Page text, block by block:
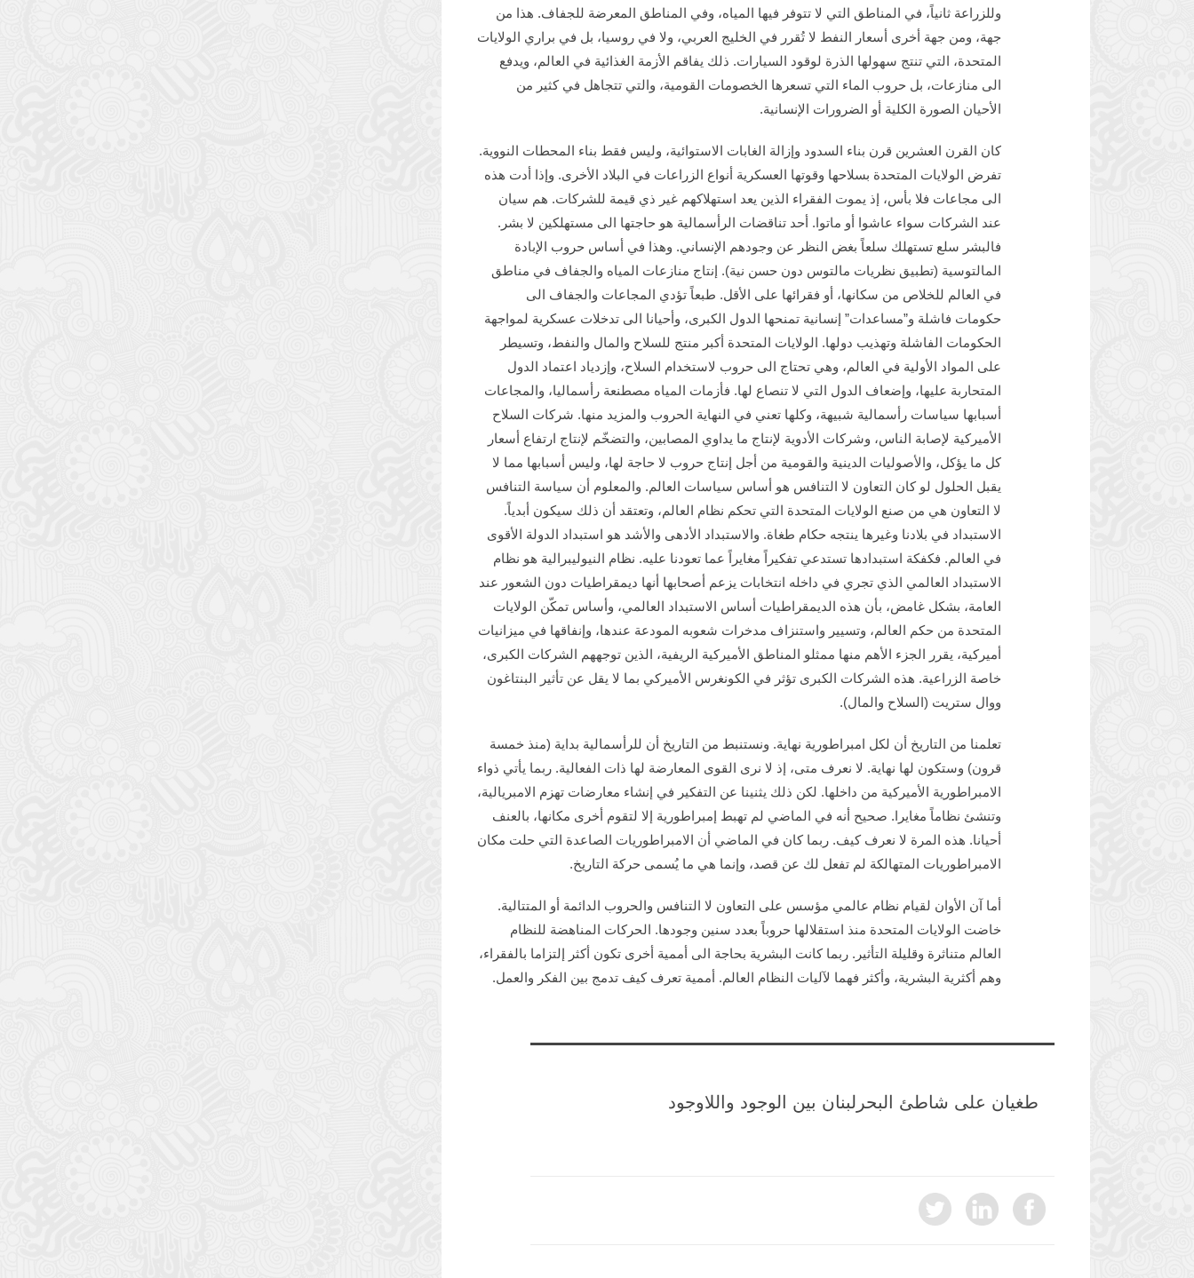
وللزراعة ثانياً، في المناطق التي لا تتوفر فيها المياه، وفي المناطق المعرضة للجفاف. هذا من
جهة، ومن جهة أخرى أسعار النفط لا تُقرر في الخليج العربي، ولا في روسيا، بل في براري الولايات
المتحدة، التي تنتج سهولها الذرة لوقود السيارات. ذلك يفاقم الأزمة الغذائية في العالم، ويدفع
الى منازعات، بل حروب الماء التي تسعرها الخصومات القومية، والتي تتجاهل في كثير من
الأحيان الصورة الكلية أو الضرورات الإنسانية.
كان القرن العشرين قرن بناء السدود وإزالة الغابات الاستوائية، وليس فقط بناء المحطات النووية.
تفرض الولايات المتحدة بسلاحها وقوتها العسكرية أنواع الزراعات في البلاد الأخرى. وإذا أدت هذه
الى مجاعات فلا بأس، إذ يموت الفقراء الذين يعد استهلاكهم غير ذي قيمة للشركات. هم سيان
عند الشركات سواء عاشوا أو ماتوا. أحد تناقضات الرأسمالية هو حاجتها الى مستهلكين لا بشر.
فالبشر سلع تستهلك سلعاً بغض النظر عن وجودهم الإنساني. وهذا في أساس حروب الإبادة
المالتوسية (تطبيق نظريات مالتوس دون حسن نية). إنتاج منازعات المياه والجفاف في مناطق
في العالم للخلاص من سكانها، أو فقرائها على الأقل. طبعاً تؤدي المجاعات والجفاف الى
حكومات فاشلة و”مساعدات” إنسانية تمنحها الدول الكبرى، وأحيانا الى تدخلات عسكرية لمواجهة
الحكومات الفاشلة وتهذيب دولها. الولايات المتحدة أكبر منتج للسلاح والمال والنفط، وتسيطر
على المواد الأولية في العالم، وهي تحتاج الى حروب لاستخدام السلاح، وإزدياد اعتماد الدول
المتحاربة عليها، وإضعاف الدول التي لا تنصاع لها. فأزمات المياه مصطنعة رأسماليا، والمجاعات
أسبابها سياسات رأسمالية شبيهة، وكلها تعني في النهاية الحروب والمزيد منها. شركات السلاح
الأميركية لإصابة الناس، وشركات الأدوية لإنتاج ما يداوي المصابين، والتضخّم لإنتاج ارتفاع أسعار
كل ما يؤكل، والأصوليات الدينية والقومية من أجل إنتاج حروب لا حاجة لها، وليس أسبابها مما لا
يقبل الحلول لو كان التعاون لا التنافس هو أساس سياسات العالم. والمعلوم أن سياسة التنافس
لا التعاون هي من صنع الولايات المتحدة التي تحكم نظام العالم، وتعتقد أن ذلك سيكون أبدياً.
الاستبداد في بلادنا وغيرها ينتجه حكام طغاة. والاستبداد الأدهى والأشد هو استبداد الدولة الأقوى
في العالم. فكفكة استبدادها تستدعي تفكيراً مغايراً عما تعودنا عليه. نظام النيوليبرالية هو نظام
الاستبداد العالمي الذي تجري في داخله انتخابات يزعم أصحابها أنها ديمقراطيات دون الشعور عند
العامة، بشكل غامض، بأن هذه الديمقراطيات أساس الاستبداد العالمي، وأساس تمكّن الولايات
المتحدة من حكم العالم، وتسيير واستنزاف مدخرات شعوبه المودعة عندها، وإنفاقها في ميزانيات
أميركية، يقرر الجزء الأهم منها ممثلو المناطق الأميركية الريفية، الذين توجههم الشركات الكبرى،
خاصة الزراعية. هذه الشركات الكبرى تؤثر في الكونغرس الأميركي بما لا يقل عن تأثير البنتاغون
ووال ستريت (السلاح والمال).
تعلمنا من التاريخ أن لكل امبراطورية نهاية. ونستنبط من التاريخ أن للرأسمالية بداية (منذ خمسة
قرون) وستكون لها نهاية. لا نعرف متى، إذ لا نرى القوى المعارضة لها ذات الفعالية. ربما يأتي ذواء
الامبراطورية الأميركية من داخلها. لكن ذلك يثنينا عن التفكير في إنشاء معارضات تهزم الامبريالية،
وتنشئ نظاماً مغايرا. صحيح أنه في الماضي لم تهبط إمبراطورية إلا لتقوم أخرى مكانها، بالعنف
أحيانا. هذه المرة لا نعرف كيف. ربما كان في الماضي أن الامبراطوريات الصاعدة التي حلت مكان
الامبراطوريات المتهالكة لم تفعل لك عن قصد، وإنما هي ما يُسمى حركة التاريخ.
أما آن الأوان لقيام نظام عالمي مؤسس على التعاون لا التنافس والحروب الدائمة أو المتتالية.
خاضت الولايات المتحدة منذ استقلالها حروباً بعدد سنين وجودها. الحركات المناهضة للنظام
العالم متناثرة وقليلة التأثير. ربما كانت البشرية بحاجة الى أممية أخرى تكون أكثر إلتزاما بالفقراء،
وهم أكثرية البشرية، وأكثر فهما لآليات النظام العالم. أممية تعرف كيف تدمج بين الفكر والعمل.
طغيان على شاطئ البحر لبنان بين الوجود واللاوجود